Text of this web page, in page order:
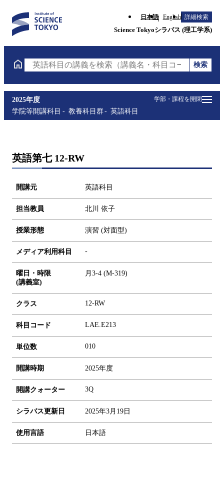
日本語 English 詳細検索
Science Tokyoシラバス (理工学系)
英語科目の講義を検索（講義名・科目コード・担当教
検索
学部・課程を開閉
2025年度
学院等開講科目
教養科目群 英語科目
英語第七 12-RW
開講元 英語科目
担当教員 北川 依子
授業形態 演習 (対面型)
メディア利用科目 -
曜日・時限
(講義室)
月3-4 (M-319)
クラス 12-RW
科目コード LAE.E213
単位数 010
開講時期 2025年度
開講クォーター 3Q
シラバス更新日 2025年3月19日
使用言語 日本語